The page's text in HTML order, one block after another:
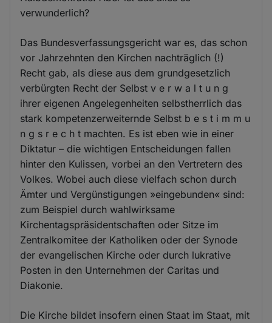
verwunderlich?
Das Bundesverfassungsgericht war es, das schon
vor Jahrzehnten den Kirchen nachträglich (!)
Recht gab, als diese aus dem grundgesetzlich
verbürgten Recht der Selbst v e r w a l t u n g
ihrer eigenen Angelegenheiten selbstherrlich das
stark kompetenzerweiternde Selbst b e s t i m m u
n g s r e c h t machten. Es ist eben wie in einer
Diktatur – die wichtigen Entscheidungen fallen
hinter den Kulissen, vorbei an den Vertretern des
Volkes. Wobei auch diese vielfach schon durch
Ämter und Vergünstigungen »eingebunden« sind:
zum Beispiel durch wahlwirksame
Kirchentagspräsidentschaften oder Sitze im
Zentralkomitee der Katholiken oder der Synode
der evangelischen Kirche oder durch lukrative
Posten in den Unternehmen der Caritas und
Diakonie.
Die Kirche bildet insofern einen Staat im Staat, mit